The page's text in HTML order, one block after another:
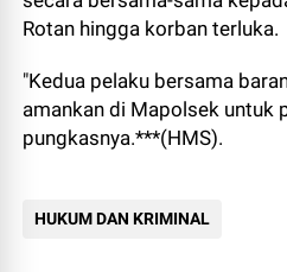
Rotan hingga korban terluka.
"Kedua pelaku bersama
amankan di Mapolsek untuk
pungkasnya.***(HMS).
HUKUM DAN KRIMINAL